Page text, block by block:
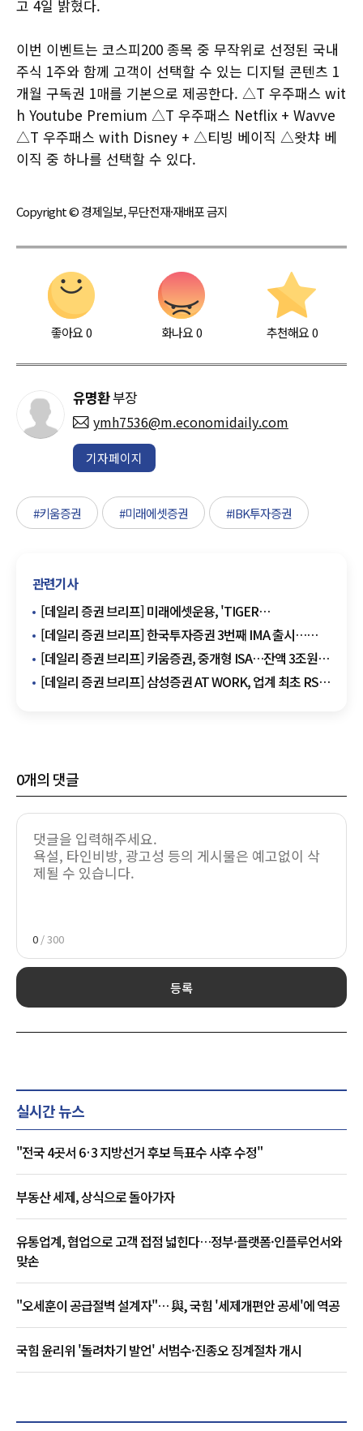
고 4일 밝혔다.
이번 이벤트는 코스피200 종목 중 무작위로 선정된 국내
주식 1주와 함께 고객이 선택할 수 있는 디지털 콘텐츠 1
개월 구독권 1매를 기본으로 제공한다. △T 우주패스 wit
h Youtube Premium △T 우주패스 Netflix + Wavve
△T 우주패스 with Disney + △티빙 베이직 △왓챠 베
이직 중 하나를 선택할 수 있다.
Copyright © 경제일보, 무단전재·재배포 금지
좋아요0 화나요0 추천해요 0
유명환부장
ymh7536@m.economidaily.com
기자페이지
#키움증권 #미래에셋증권 #IBK투자증권
관련기사
[데일리 증권 브리프] 미래에셋운용, 'TIGER
배당커버드콜액티브' 배당 실시 外
[데일리 증권 브리프] 한국투자증권 3번째 IMA 출시…
3000억원 모집 外
[데일리 증권 브리프] 키움증권, 중개형 ISA…잔액 3조원
돌파 外
[데일리 증권 브리프] 삼성증권 AT WORK, 업계 최초 RSA
0개의 댓글
0 / 300
등록
실시간 뉴스
"전국 4곳서 6·3 지방선거 후보 득표수 사후 수정"
부동산 세제, 상식으로 돌아가자
유통업계, 협업으로 고객 접점 넓힌다…정부·플랫폼·인플루언서와
맞손
"오세훈이 공급절벽 설계자"… 與, 국힘 '세제개편안 공세'에 역공
국힘 윤리위 '돌려차기 발언' 서범수·진종오 징계절차 개시